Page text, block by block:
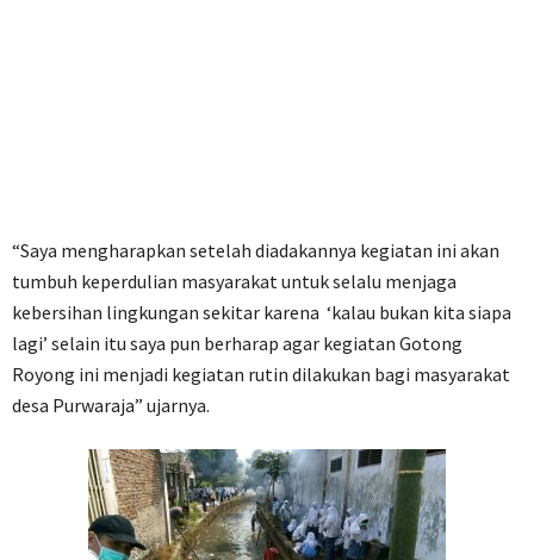
“Saya mengharapkan setelah diadakannya kegiatan ini akan
tumbuh keperdulian masyarakat untuk selalu menjaga
kebersihan lingkungan sekitar karena ‘kalau bukan kita siapa
lagi’ selain itu saya pun berharap agar kegiatan Gotong
Royong ini menjadi kegiatan rutin dilakukan bagi masyarakat
desa Purwaraja” ujarnya.